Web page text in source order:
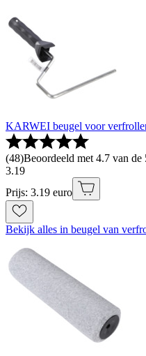
KARWEI beugel voor
(48)Beoordeeld met 4.7 van
3.19
Prijs: 3.19 euro
Bekijk alles in beugel van